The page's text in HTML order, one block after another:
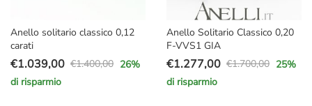
Anello solitario classico 0,12
carati
€1.400,00
Il
prezzo
€1.039,00
Il
prezzo
26%
di risparmio
Anello Solitario Classico 0,20
F-VVS1 GIA
€1.700,00
Il
prezzo
€1.277,00
Il
prezzo
25%
di risparmio